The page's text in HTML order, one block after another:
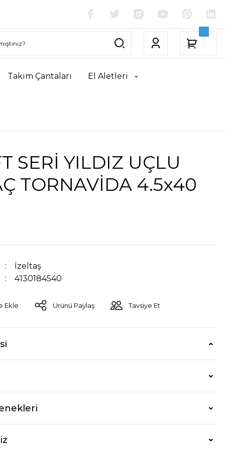
Takım Çantaları El Aletleri
SERİ YILDIZ UÇLU
TORNAVİDA 4.5x40
İzeltaş
4130184540
Ürünü Paylaş Tavsiye Et